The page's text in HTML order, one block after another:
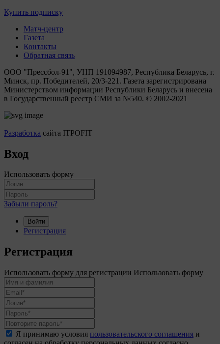
Купить подписку
Матч-центр
Газета
Контакты
Обратная связь
ООО "Прессбол-91", УНП 191094987, Республика Беларусь, г.
Минск, пр. Победителей, 20/3-221. Газета зарегистрирована
Министерством информации Республики Беларусь и внесена
в Государственный реестр СМИ за №540. © 2002-2021
Разработка сайта ITPOFIT
Вход
Использовать форму
Забыли пароль?
Войти
Регистрация
Регистрация
Использовать форму для регистрации Использовать форму
Я принимаю условия пользовательского соглашения и